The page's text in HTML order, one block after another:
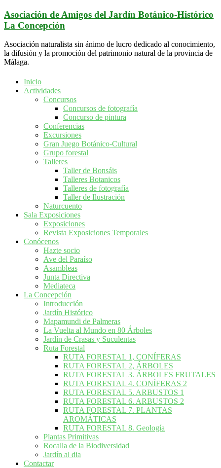
Saltar
al
contenido
Asociación de Amigos del Jardín Botánico-Histórico
La Concepción
Asociación naturalista sin ánimo de lucro dedicado al conocimiento,
la difusión y la promoción del patrimonio natural de la provincia de
Málaga.
Inicio
Actividades
Concursos
Concursos de fotografía
Concurso de pintura
Conferencias
Excursiones
Gran Juego Botánico-Cultural
Grupo forestal
Talleres
Taller de Bonsáis
Talleres Botanicos
Talleres de fotografía
Taller de Ilustración
Naturcuento
Sala Exposiciones
Exposiciones
Revista Exposiciones Temporales
Conócenos
Hazte socio
Ave del Paraíso
Asambleas
Junta Directiva
Mediateca
La Concepción
Introducción
Jardín Histórico
Mapamundi de Palmeras
La Vuelta al Mundo en 80 Árboles
Jardín de Crasas y Suculentas
Ruta Forestal
RUTA FORESTAL 1, CONÍFERAS
RUTA FORESTAL 2, ÁRBOLES
RUTA FORESTAL 3. ÁRBOLES FRUTALES
RUTA FORESTAL 4. CONÍFERAS 2
RUTA FORESTAL 5. ARBUSTOS 1
RUTA FORESTAL 6. ARBUSTOS 2
RUTA FORESTAL 7. PLANTAS
AROMÁTICAS
RUTA FORESTAL 8. Geología
Plantas Primitivas
Rocalla de la Biodiversidad
Jardín al dia
Contactar